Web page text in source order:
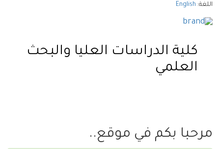
اللغة: English
كلية الدراسات العليا والبحث
العلمي
مرحبا بكم في موقع..